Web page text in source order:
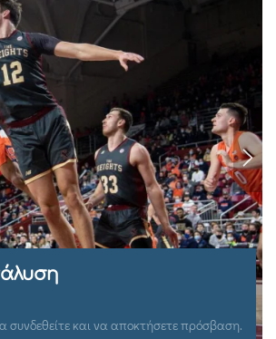
συνδεθείτε και να αποκτήσετε πρόσβαση.